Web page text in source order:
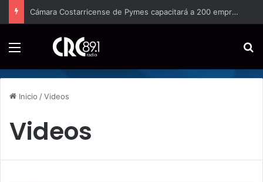
Cámara Costarricense de Pymes capacitará a 200 emprendedores para vender por internet
Inicio /Videos
Videos